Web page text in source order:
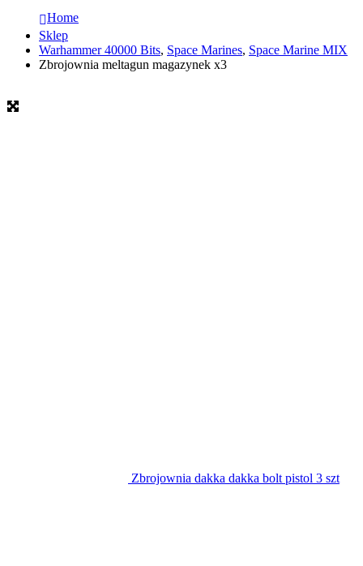
Home
Sklep
Warhammer 40000 Bits, Space Marines, Space Marine MIX
Zbrojownia meltagun magazynek x3
Zbrojownia dakka dakka bolt pistol 3 szt